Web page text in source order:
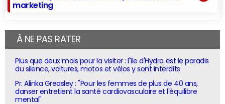
marketing
À NE PAS RATER
Plus que deux mois pour la visiter : l'île d'Hydra est le paradis
du silence, voitures, motos et vélos y sont interdits
Pr. Alinka Greasley : "Pour les femmes de plus de 40 ans,
danser entretient la santé cardiovasculaire et l'équilibre
mental"